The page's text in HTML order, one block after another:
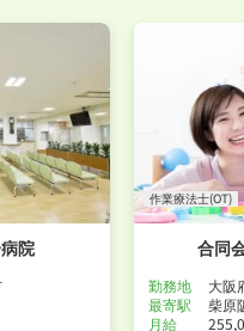
院
作業療法士(OT)
合同
勤務地
大阪
最寄駅
柴原
月給